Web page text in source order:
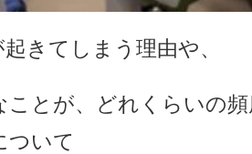
きてしまう理由や、
ことが、どれくらいの
ついて